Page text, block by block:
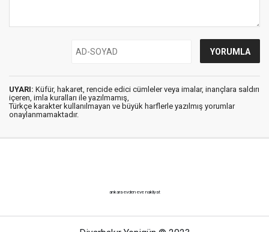
UYARI: Küfür, hakaret, rencide edici cümleler veya imalar, inançlara saldırı
içeren, imla kuralları ile yazılmamış,
Türkçe karakter kullanılmayan ve büyük harflerle yazılmış yorumlar
onaylanmamaktadır.
ankara evden eve nakliyat